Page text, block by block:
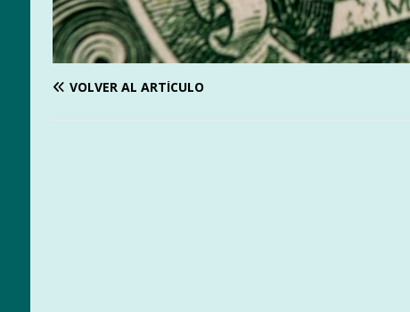
VOLVER AL ARTÍCULO